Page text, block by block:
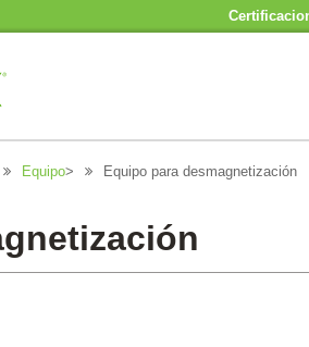
Equipo> Equipo para desmagnetización